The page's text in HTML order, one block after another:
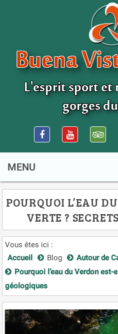
Buena
L'esprit sport et
gorges
POURQUOI L’EAU
VERTE ?
Vous êtes ici :
Accueil
Blog
Autour de
Pourquoi l’eau du Verdon est-
géologiques